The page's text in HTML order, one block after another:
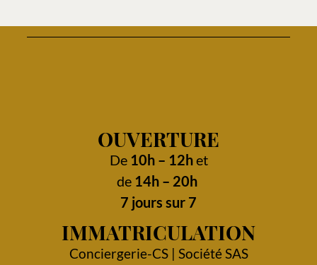
OUVERTURE
De 10h – 12het
de 14h – 20h
7 jours sur 7
IMMATRICULATION
Conciergerie-CS | Société SAS